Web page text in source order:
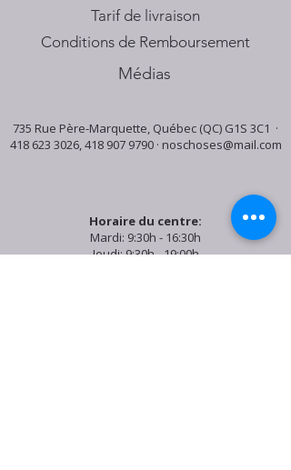
Tarif de livraison
Conditions de Remboursement
Médias
735 Rue Père-Marquette, Québec (QC) G1S 3C1 ·
418 623 3026,418 907 9790· noschoses@mail.com
Horaire du centre:
Mardi: 9:30h - 16:30h
Jeudi: 9:30h - 19:00h